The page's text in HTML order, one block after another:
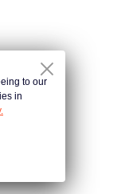
to our
in